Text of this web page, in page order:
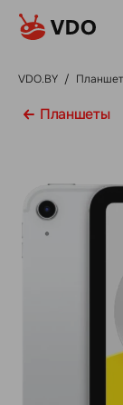
VDO.BY /
Планшеты